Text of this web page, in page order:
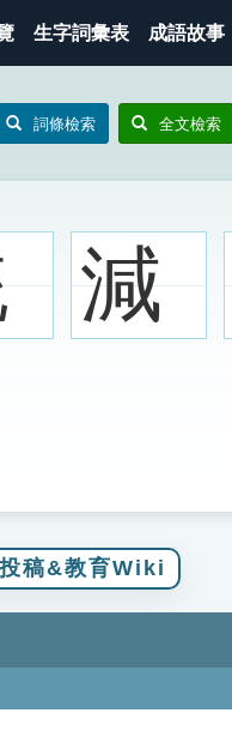
生字詞彙表 成語故事
詞條檢索 全文檢索
減
稿&教育Wiki